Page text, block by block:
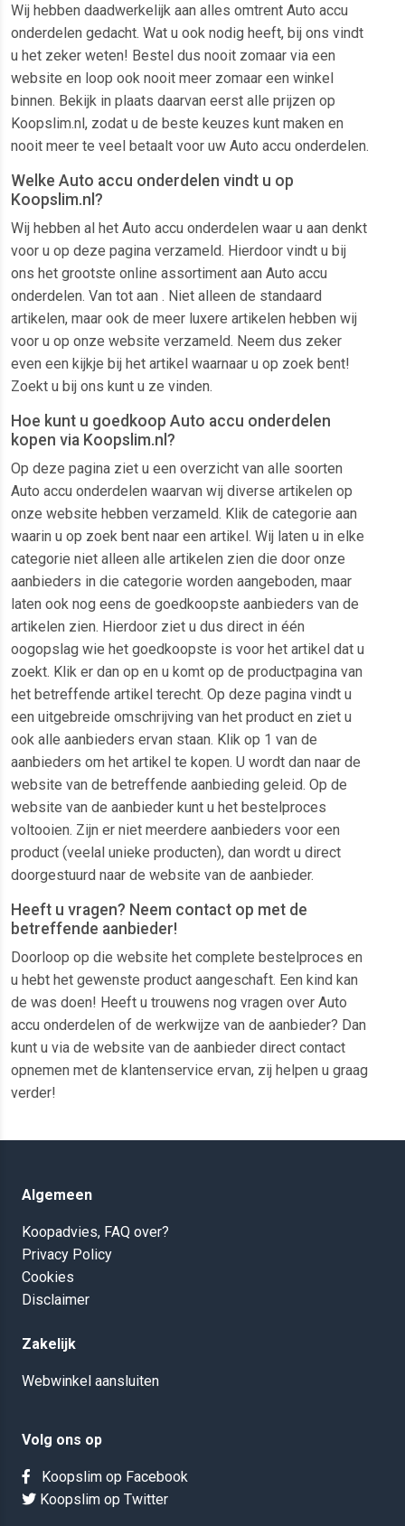
Wij hebben daadwerkelijk aan alles omtrent Auto accu
onderdelen gedacht. Wat u ook nodig heeft, bij ons vindt
u het zeker weten! Bestel dus nooit zomaar via een
website en loop ook nooit meer zomaar een winkel
binnen. Bekijk in plaats daarvan eerst alle prijzen op
Koopslim.nl, zodat u de beste keuzes kunt maken en
nooit meer te veel betaalt voor uw Auto accu onderdelen.
Welke Auto accu onderdelen vindt u op
Koopslim.nl?
Wij hebben al het Auto accu onderdelen waar u aan denkt
voor u op deze pagina verzameld. Hierdoor vindt u bij
ons het grootste online assortiment aan Auto accu
onderdelen. Van tot aan . Niet alleen de standaard
artikelen, maar ook de meer luxere artikelen hebben wij
voor u op onze website verzameld. Neem dus zeker
even een kijkje bij het artikel waarnaar u op zoek bent!
Zoekt u bij ons kunt u ze vinden.
Hoe kunt u goedkoop Auto accu onderdelen
kopen via Koopslim.nl?
Op deze pagina ziet u een overzicht van alle soorten
Auto accu onderdelen waarvan wij diverse artikelen op
onze website hebben verzameld. Klik de categorie aan
waarin u op zoek bent naar een artikel. Wij laten u in elke
categorie niet alleen alle artikelen zien die door onze
aanbieders in die categorie worden aangeboden, maar
laten ook nog eens de goedkoopste aanbieders van de
artikelen zien. Hierdoor ziet u dus direct in één
oogopslag wie het goedkoopste is voor het artikel dat u
zoekt. Klik er dan op en u komt op de productpagina van
het betreffende artikel terecht. Op deze pagina vindt u
een uitgebreide omschrijving van het product en ziet u
ook alle aanbieders ervan staan. Klik op 1 van de
aanbieders om het artikel te kopen. U wordt dan naar de
website van de betreffende aanbieding geleid. Op de
website van de aanbieder kunt u het bestelproces
voltooien. Zijn er niet meerdere aanbieders voor een
product (veelal unieke producten), dan wordt u direct
doorgestuurd naar de website van de aanbieder.
Heeft u vragen? Neem contact op met de
betreffende aanbieder!
Doorloop op die website het complete bestelproces en
u hebt het gewenste product aangeschaft. Een kind kan
de was doen! Heeft u trouwens nog vragen over Auto
accu onderdelen of de werkwijze van de aanbieder? Dan
kunt u via de website van de aanbieder direct contact
opnemen met de klantenservice ervan, zij helpen u graag
verder!
Algemeen
Koopadvies, FAQ over?
Privacy Policy
Cookies
Disclaimer
Zakelijk
Webwinkel aansluiten
Volg ons op
Koopslim op Facebook
Koopslim op Twitter